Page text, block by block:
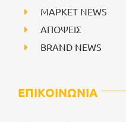
ΜΑΡΚΕΤ NEWS
ΑΠΟΨΕΙΣ
BRAND NEWS
ΕΠΙΚΟΙΝΩΝΙΑ